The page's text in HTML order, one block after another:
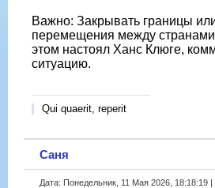
Важно: Закрывать границы
перемещения между
этом настоял Ханс Клюге,
ситуацию.
Qui quaerit, reperit
Саня
Дата: Понедельник, 11 Мая 2026, 18:18:19